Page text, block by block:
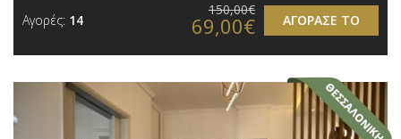
Αγορές: 14 ΑΓΟΡΑΣΕ ΤΟ
150,00€
69,00€